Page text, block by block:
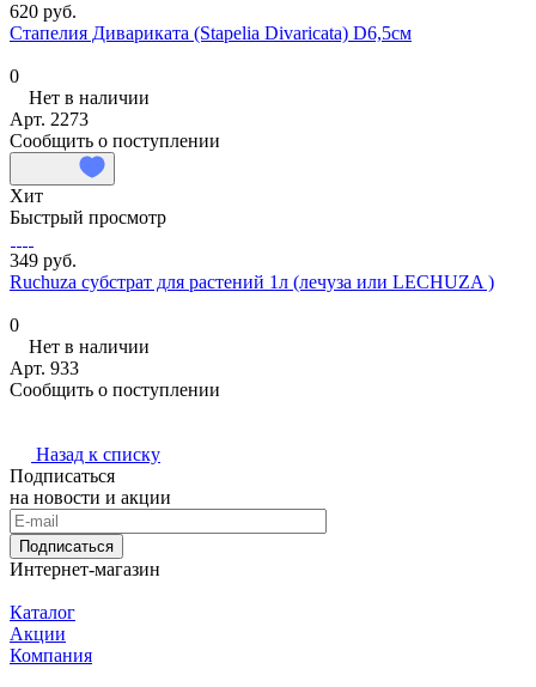
620 руб.
Стапелия Дивариката (Stapelia Divaricata) D6,5см
0
Нет в наличии
Арт. 2273
Сообщить о поступлении
Хит
Быстрый просмотр
349 руб.
Ruchuza субстрат для растений 1л (лечуза или LECHUZA )
0
Нет в наличии
Арт. 933
Сообщить о поступлении
Назад к списку
Подписаться
на новости и акции
Подписаться
Интернет-магазин
Каталог
Акции
Компания